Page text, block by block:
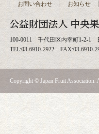
お問い合わせ お知らせ
100-0011 千代田区内幸町1-2-1
TEL:03-6910-2922 FAX:03-6910-
Copyright © Japan Fruit Association.